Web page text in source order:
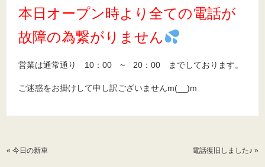
本日オープン時より全ての電話が
故障の為繋がりません
営業は通常通り 10：00 ~ 20：00 までしております。
ご迷惑をお掛けして申し訳ございませんm(__)m
«今日の新車 電話復旧しました♪ »